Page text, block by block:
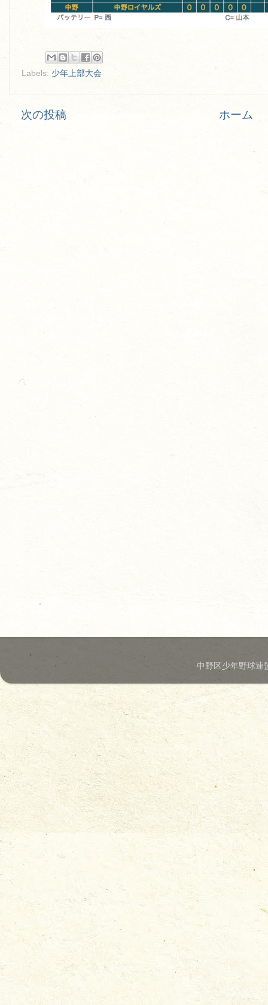
Labels: 少年上部大会
次の投稿 ホーム
中野区少年野球連